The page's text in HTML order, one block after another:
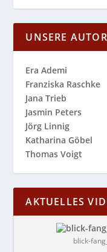
UNSERE
Era Ademi
Franziska Raschke
Jana Trieb
Jasmin Peters
Jörg Linnig
Katharina Göbel
Thomas Voigt
AKTUELLES
blick-